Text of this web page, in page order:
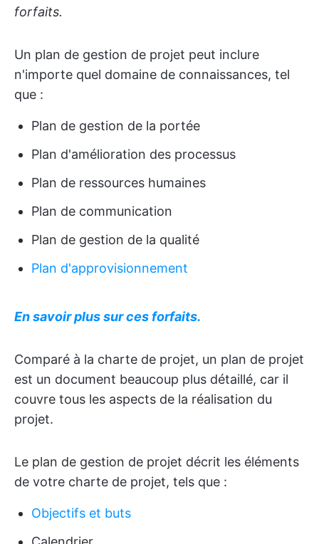
forfaits.
Un plan de gestion de projet peut inclure
n'importe quel domaine de connaissances, tel
que :
Plan de gestion de la portée
Plan d'amélioration des processus
Plan de ressources humaines
Plan de communication
Plan de gestion de la qualité
Plan d'approvisionnement
En savoir plus sur ces forfaits.
Comparé à la charte de projet, un plan de projet
est un document beaucoup plus détaillé, car il
couvre tous les aspects de la réalisation du
projet.
Le plan de gestion de projet décrit les éléments
de votre charte de projet, tels que :
Objectifs et buts